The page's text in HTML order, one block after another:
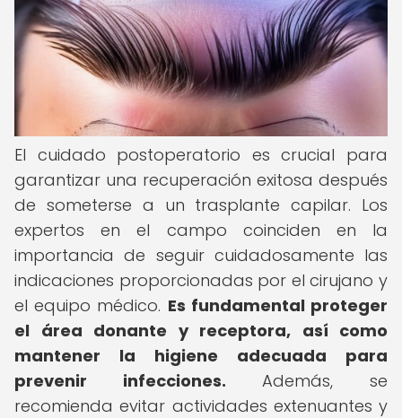
El cuidado postoperatorio es crucial para
garantizar una recuperación exitosa después
de someterse a un trasplante capilar. Los
expertos en el campo coinciden en la
importancia de seguir cuidadosamente las
indicaciones proporcionadas por el cirujano y
el equipo médico. Es fundamental proteger
el área donante y receptora, así como
mantener la higiene adecuada para
prevenir infecciones. Además, se
recomienda evitar actividades extenuantes y